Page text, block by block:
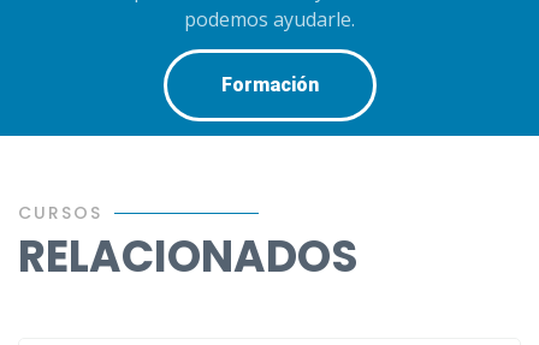
podemos ayudarle.
Formación
CURSOS
RELACIONADOS